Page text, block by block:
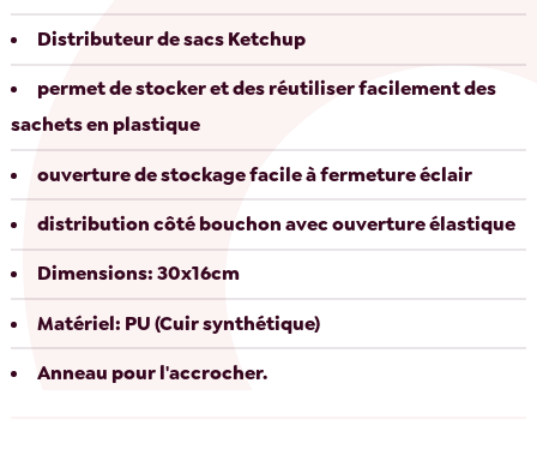
Distributeur de sacs Ketchup
permet de stocker et des réutiliser facilement des
sachets en plastique
ouverture de stockage facile à fermeture éclair
distribution côté bouchon avec ouverture élastique
Dimensions: 30x16cm
Matériel: PU (Cuir synthétique)
Anneau pour l'accrocher.